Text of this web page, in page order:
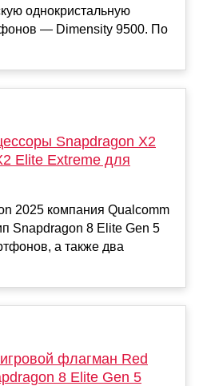
однокристальную
— Dimensity 9500. По
Snapdragon X2
Elite Extreme для
2025 компания Qualcomm
Snapdragon 8 Elite Gen 5
а также два
флагман Red
8 Elite Gen 5